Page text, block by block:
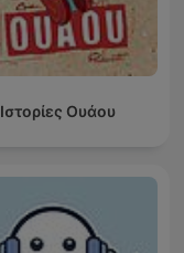
Ιστορίες Ουάου